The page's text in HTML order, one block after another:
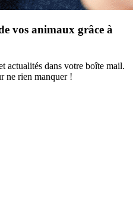
vos animaux grâce à
actualités dans votre boîte mail.
ne rien manquer !